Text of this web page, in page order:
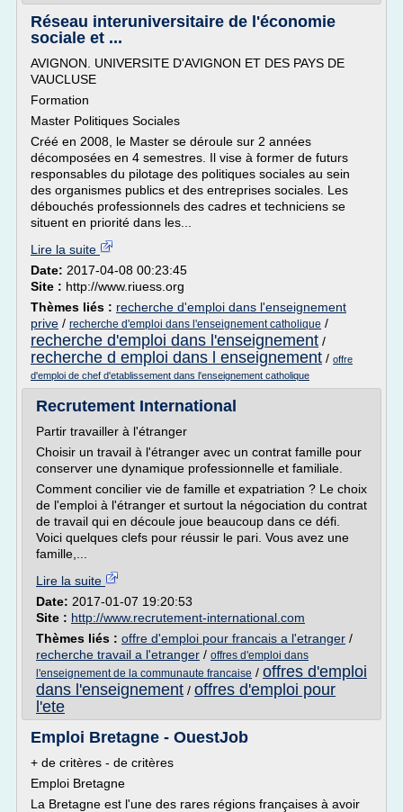
Réseau interuniversitaire de l'économie
sociale et ...
AVIGNON. UNIVERSITE D'AVIGNON ET DES PAYS DE
VAUCLUSE
Formation
Master Politiques Sociales
Créé en 2008, le Master se déroule sur 2 années
décomposées en 4 semestres. Il vise à former de futurs
responsables du pilotage des politiques sociales au sein
des organismes publics et des entreprises sociales. Les
débouchés professionnels des cadres et techniciens se
situent en priorité dans les...
Lire la suite
Date: 2017-04-08 00:23:45
Site : http://www.riuess.org
Thèmes liés : recherche d'emploi dans l'enseignement
prive / recherche d'emploi dans l'enseignement catholique /
recherche d'emploi dans l'enseignement /
recherche d emploi dans l enseignement / offre
d'emploi de chef d'etablissement dans l'enseignement catholique
Recrutement International
Partir travailler à l'étranger
Choisir un travail à l'étranger avec un contrat famille pour
conserver une dynamique professionnelle et familiale.
Comment concilier vie de famille et expatriation ? Le choix
de l'emploi à l'étranger et surtout la négociation du contrat
de travail qui en découle joue beaucoup dans ce défi.
Voici quelques clefs pour réussir le pari. Vous avez une
famille,...
Lire la suite
Date: 2017-01-07 19:20:53
Site : http://www.recrutement-international.com
Thèmes liés : offre d'emploi pour francais a l'etranger /
recherche travail a l'etranger / offres d'emploi dans
l'enseignement de la communaute francaise / offres d'emploi
dans l'enseignement / offres d'emploi pour
l'ete
Emploi Bretagne - OuestJob
+ de critères - de critères
Emploi Bretagne
La Bretagne est l'une des rares régions françaises à avoir